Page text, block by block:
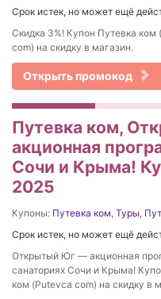
Срок истек, но может ещё
Скидка 3%! Купон Путевка ком
com) на скидку в магазин.
Открыть промокод
Путевка ком,
акционная
Сочи и Крыма!
2025
Купоны: Путевка ком, Туры,
Срок истек, но может ещё
Открытый Юг — акционная
санаториях Сочи и Крыма!
ком (Putevca com) на скидку в